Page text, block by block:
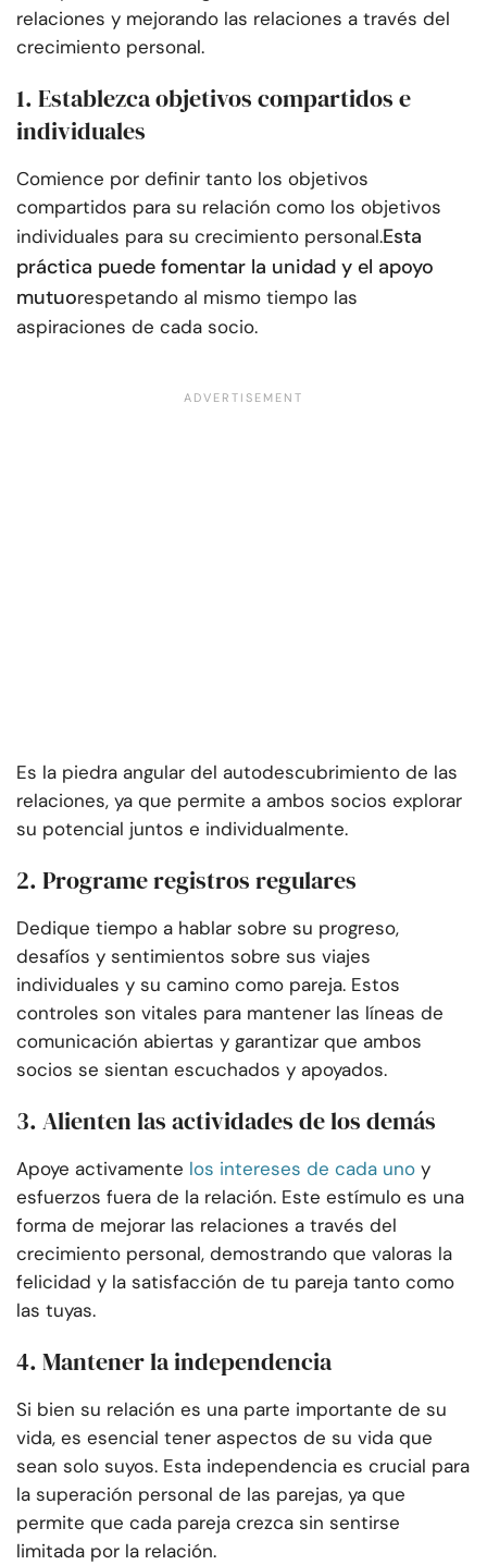
relaciones y mejorando las relaciones a través del
crecimiento personal.
1. Establezca objetivos compartidos e
individuales
Comience por definir tanto los objetivos
compartidos para su relación como los objetivos
individuales para su crecimiento personal.Esta
práctica puede fomentar la unidad y el apoyo
mutuorespetando al mismo tiempo las
aspiraciones de cada socio.
Es la piedra angular del autodescubrimiento de las
relaciones, ya que permite a ambos socios explorar
su potencial juntos e individualmente.
2. Programe registros regulares
Dedique tiempo a hablar sobre su progreso,
desafíos y sentimientos sobre sus viajes
individuales y su camino como pareja. Estos
controles son vitales para mantener las líneas de
comunicación abiertas y garantizar que ambos
socios se sientan escuchados y apoyados.
3. Alienten las actividades de los demás
Apoye activamente los intereses de cada uno y
esfuerzos fuera de la relación. Este estímulo es una
forma de mejorar las relaciones a través del
crecimiento personal, demostrando que valoras la
felicidad y la satisfacción de tu pareja tanto como
las tuyas.
4. Mantener la independencia
Si bien su relación es una parte importante de su
vida, es esencial tener aspectos de su vida que
sean solo suyos. Esta independencia es crucial para
la superación personal de las parejas, ya que
permite que cada pareja crezca sin sentirse
limitada por la relación.